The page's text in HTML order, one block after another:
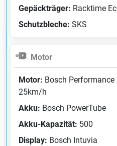
Gepäckträger: Racktime
Schutzbleche: SKS
Motor
Motor: Bosch Performance
25km/h
Akku: Bosch PowerTube
Akku-Kapazität: 500
Display: Bosch Intuvia